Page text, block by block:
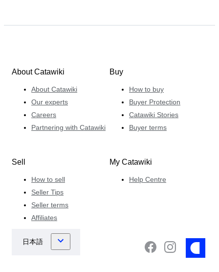
About Catawiki
About Catawiki
Our experts
Careers
Partnering with Catawiki
Buy
How to buy
Buyer Protection
Catawiki Stories
Buyer terms
Sell
How to sell
Seller Tips
Seller terms
Affiliates
My Catawiki
Help Centre